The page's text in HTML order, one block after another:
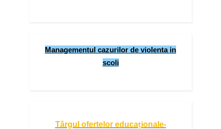
Managementul cazurilor de violenta in
scoli
Târgul ofertelor educaționale-